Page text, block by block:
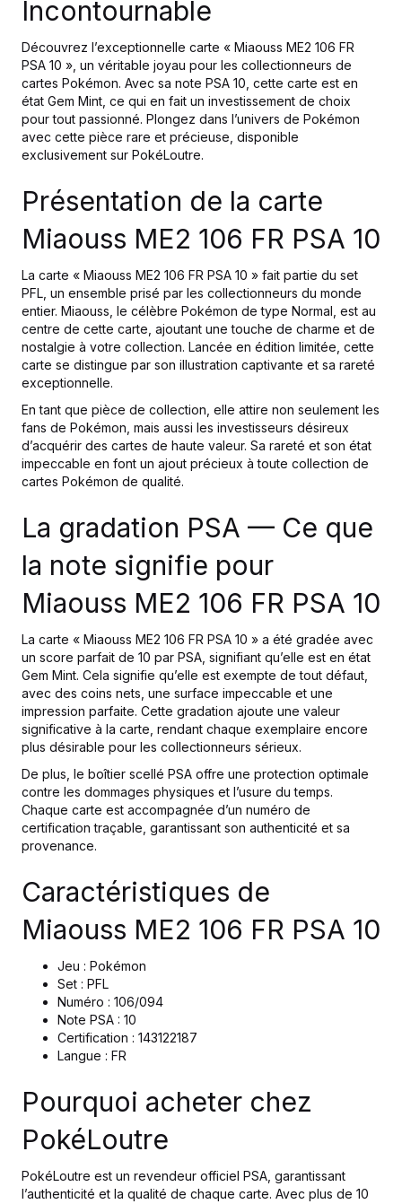
Incontournable
Découvrez l’exceptionnelle carte « Miaouss ME2 106 FR
PSA 10 », un véritable joyau pour les collectionneurs de
cartes Pokémon. Avec sa note PSA 10, cette carte est en
état Gem Mint, ce qui en fait un investissement de choix
pour tout passionné. Plongez dans l’univers de Pokémon
avec cette pièce rare et précieuse, disponible
exclusivement sur PokéLoutre.
Présentation de la carte
Miaouss ME2 106 FR PSA 10
La carte « Miaouss ME2 106 FR PSA 10 » fait partie du set
PFL, un ensemble prisé par les collectionneurs du monde
entier. Miaouss, le célèbre Pokémon de type Normal, est au
centre de cette carte, ajoutant une touche de charme et de
nostalgie à votre collection. Lancée en édition limitée, cette
carte se distingue par son illustration captivante et sa rareté
exceptionnelle.
En tant que pièce de collection, elle attire non seulement les
fans de Pokémon, mais aussi les investisseurs désireux
d’acquérir des cartes de haute valeur. Sa rareté et son état
impeccable en font un ajout précieux à toute collection de
cartes Pokémon de qualité.
La gradation PSA — Ce que
la note signifie pour
Miaouss ME2 106 FR PSA 10
La carte « Miaouss ME2 106 FR PSA 10 » a été gradée avec
un score parfait de 10 par PSA, signifiant qu’elle est en état
Gem Mint. Cela signifie qu’elle est exempte de tout défaut,
avec des coins nets, une surface impeccable et une
impression parfaite. Cette gradation ajoute une valeur
significative à la carte, rendant chaque exemplaire encore
plus désirable pour les collectionneurs sérieux.
De plus, le boîtier scellé PSA offre une protection optimale
contre les dommages physiques et l’usure du temps.
Chaque carte est accompagnée d’un numéro de
certification traçable, garantissant son authenticité et sa
provenance.
Caractéristiques de
Miaouss ME2 106 FR PSA 10
Jeu : Pokémon
Set : PFL
Numéro : 106/094
Note PSA : 10
Certification : 143122187
Langue : FR
Pourquoi acheter chez
PokéLoutre
PokéLoutre est un revendeur officiel PSA, garantissant
l’authenticité et la qualité de chaque carte. Avec plus de 10